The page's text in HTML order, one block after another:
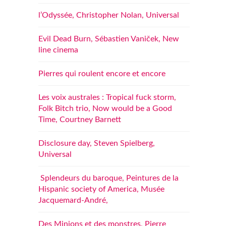
l’Odyssée, Christopher Nolan, Universal
Evil Dead Burn, Sébastien Vaniček, New
line cinema
Pierres qui roulent encore et encore
Les voix australes : Tropical fuck storm,
Folk Bitch trio, Now would be a Good
Time, Courtney Barnett
Disclosure day, Steven Spielberg,
Universal
Splendeurs du baroque, Peintures de la
Hispanic society of America, Musée
Jacquemard-André,
Des Minions et des monstres, Pierre